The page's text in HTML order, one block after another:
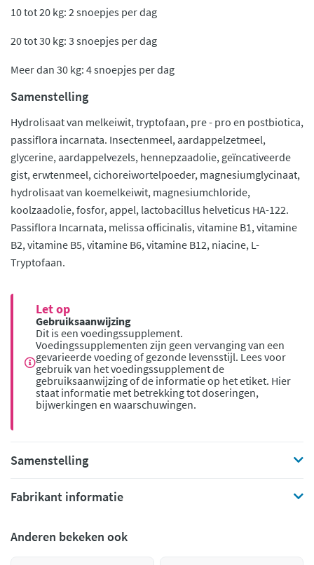
10 tot 20 kg: 2 snoepjes per dag
20 tot 30 kg: 3 snoepjes per dag
Meer dan 30 kg: 4 snoepjes per dag
Samenstelling
Hydrolisaat van melkeiwit, tryptofaan, pre - pro en postbiotica,
passiflora incarnata. Insectenmeel, aardappelzetmeel,
glycerine, aardappelvezels, hennepzaadolie, geïncativeerde
gist, erwtenmeel, cichoreiwortelpoeder, magnesiumglycinaat,
hydrolisaat van koemelkeiwit, magnesiumchloride,
koolzaadolie, fosfor, appel, lactobacillus helveticus HA-122.
Passiflora Incarnata, melissa officinalis, vitamine B1, vitamine
B2, vitamine B5, vitamine B6, vitamine B12, niacine, L-
Tryptofaan.
Let op
Gebruiksaanwijzing
Dit is een voedingssupplement.
Voedingssupplementen zijn geen vervanging van een
gevarieerde voeding of gezonde levensstijl. Lees voor
gebruik van het voedingssupplement de
gebruiksaanwijzing of de informatie op het etiket. Hier
staat informatie met betrekking tot doseringen,
bijwerkingen en waarschuwingen.
Samenstelling
Fabrikant informatie
Anderen bekeken ook